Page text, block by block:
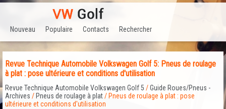
Nouveau Populaire Contacts Rechercher
Revue Technique Automobile Volkswagen Golf 5: Pneus de roulage
à plat : pose ultérieure et conditions d'utilisation
Revue Technique Automobile Volkswagen Golf 5 /Guide Roues/Pneus -
Archives / Pneus de roulage à plat/ Pneus de roulage à plat : pose
ultérieure et conditions d'utilisation